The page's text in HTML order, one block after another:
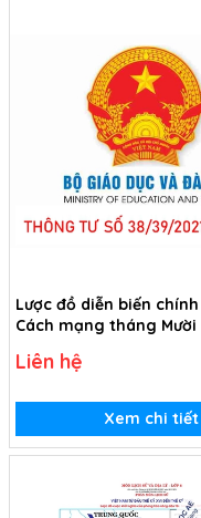
Lược đồ diễn biến
Cách mạng tháng
Liên hệ
Xem chi tiết